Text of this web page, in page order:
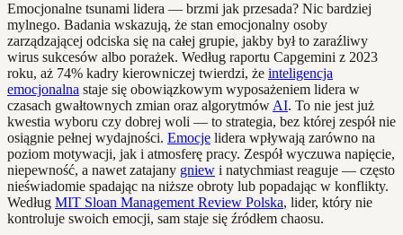
Emocjonalne tsunami lidera — brzmi jak przesada? Nic bardziej
mylnego. Badania wskazują, że stan emocjonalny osoby
zarządzającej odciska się na całej grupie, jakby był to zaraźliwy
wirus sukcesów albo porażek. Według raportu Capgemini z 2023
roku, aż 74% kadry kierowniczej twierdzi, że inteligencja
emocjonalna staje się obowiązkowym wyposażeniem lidera w
czasach gwałtownych zmian oraz algorytmów AI. To nie jest już
kwestia wyboru czy dobrej woli — to strategia, bez której zespół nie
osiągnie pełnej wydajności. Emocje lidera wpływają zarówno na
poziom motywacji, jak i atmosferę pracy. Zespół wyczuwa napięcie,
niepewność, a nawet zatajany gniew i natychmiast reaguje — często
nieświadomie spadając na niższe obroty lub popadając w konflikty.
Według MIT Sloan Management Review Polska, lider, który nie
kontroluje swoich emocji, sam staje się źródłem chaosu.